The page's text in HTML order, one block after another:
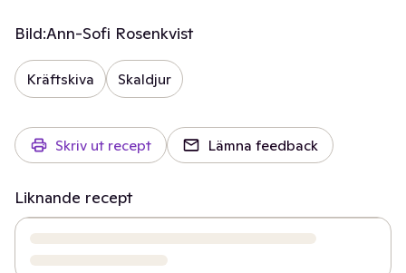
Bild:Ann-Sofi Rosenkvist
Kräftskiva Skaldjur
Skriv ut recept Lämna feedback
Liknande recept